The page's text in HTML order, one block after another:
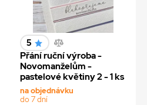
5
Přání ruční výroba -
Novomanželům -
pastelové květiny 2 - 1 ks
na objednávku
do 7 dní